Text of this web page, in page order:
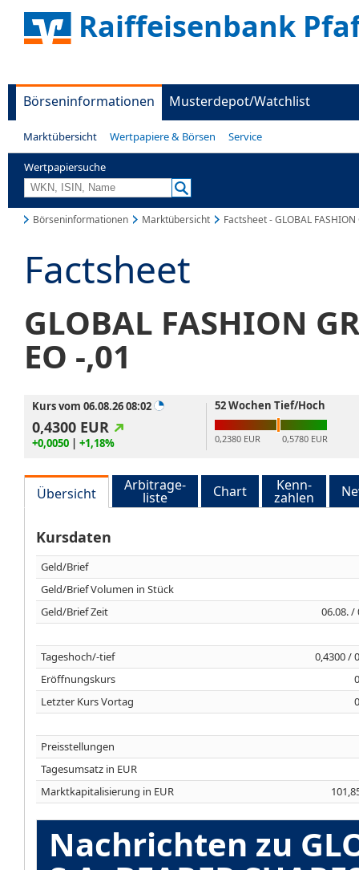
Raiffeisenbank
Börseninformationen Musterdepot/Watchlist
Marktübersicht Wertpapiere & Börsen Service
Wertpapiersuche
Börseninformationen Marktübersicht Factsheet - GLOBAL FASHION
Factsheet
GLOBAL FASHION
EO -,01
Kurs vom 06.08.26 08:02
0,4300 EUR
+0,0050 | +1,18%
52 Wochen Tief/Hoch
0,2380 EUR 0,5780 EUR
Übersicht Arbitrage-
liste Chart Kenn-
zahlen
Kursdaten
Geld/Brief
Geld/Brief Volumen in Stück
Geld/Brief Zeit
06.08. /
Tageshoch/-tief
0,4300 /
Eröffnungskurs
Letzter Kurs Vortag
Preisstellungen
Tagesumsatz in EUR
Marktkapitalisierung in EUR
Nachrichten zu